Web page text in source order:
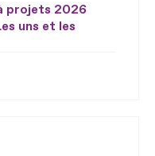
projets 2026
uns et les